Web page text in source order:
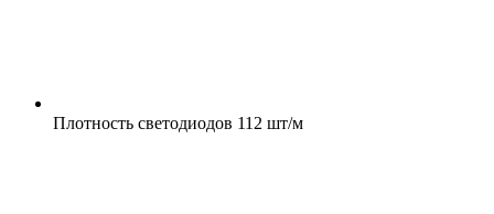
Плотность светодиодов 112 шт/м